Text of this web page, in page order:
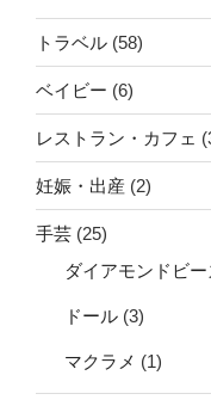
トラベル (58)
ベイビー (6)
レストラン・カフェ
妊娠・出産 (2)
手芸 (25)
ダイアモンドビー
ドール (3)
マクラメ (1)